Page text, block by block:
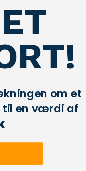
Lion's Mane,
Hukommelses
60 kapsler.
V...
kr 129,00 kr
om et
til en værdi af